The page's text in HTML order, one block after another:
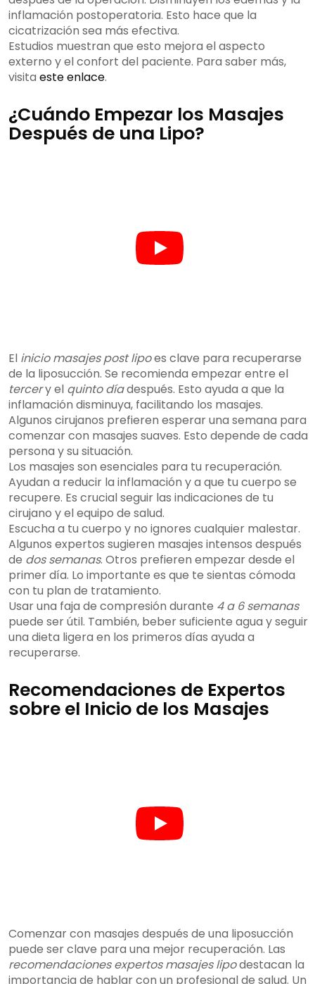
inflamación postoperatoria. Esto hace que la
cicatrización sea más efectiva.
Estudios muestran que esto mejora el aspecto
externo y el confort del paciente. Para saber más,
visita este enlace.
¿Cuándo Empezar los Masajes
Después de una Lipo?
El inicio masajes post lipoes clave para recuperarse
de la liposucción. Se recomienda empezar entre el
tercery el quinto díadespués. Esto ayuda a que la
inflamación disminuya, facilitando los masajes.
Algunos cirujanos prefieren esperar una semana para
comenzar con masajes suaves. Esto depende de cada
persona y su situación.
Los masajes son esenciales para tu recuperación.
Ayudan a reducir la inflamación y a que tu cuerpo se
recupere. Es crucial seguir las indicaciones de tu
cirujano y el equipo de salud.
Escucha a tu cuerpo y no ignores cualquier malestar.
Algunos expertos sugieren masajes intensos después
de dos semanas. Otros prefieren empezar desde el
primer día. Lo importante es que te sientas cómoda
con tu plan de tratamiento.
Usar una faja de compresión durante 4 a 6 semanas
puede ser útil. También, beber suficiente agua y seguir
una dieta ligera en los primeros días ayuda a
recuperarse.
Recomendaciones de Expertos
sobre el Inicio de los Masajes
Comenzar con masajes después de una liposucción
puede ser clave para una mejor recuperación. Las
recomendaciones expertos masajes lipodestacan la
importancia de hablar con un profesional de salud. Un